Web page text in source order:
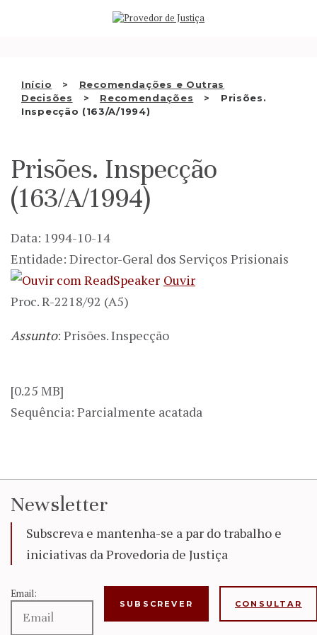
Início
Recomendações e Outras
Decisões
Recomendações
Prisões.
Inspecção (163/A/1994)
QUEM SOMOS
RECOMENDAÇÕES E OUTRAS
DECISÕES
APRESENTAR QUEIXA
PT
Prisões. Inspecção
(163/A/1994)
Data: 1994-10-14
Entidade: Director-Geral dos Serviços Prisionais
Ouvir
Proc. R-2218/92 (A5)
Assunto: Prisões. Inspecção
[0.25 MB]
Sequência: Parcialmente acatada
Newsletter
Subscreva e mantenha-se a par do trabalho e
iniciativas da Provedoria de Justiça
Email:
CONSULTAR